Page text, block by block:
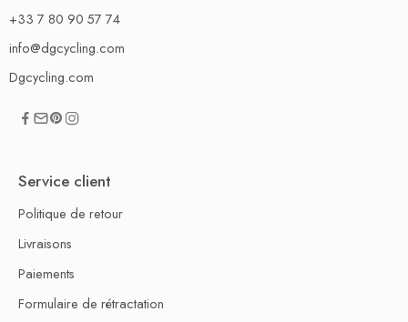
+33 7 80 90 57 74
info@dgcycling.com
Dgcycling.com
Service client
Politique de retour
Livraisons
Paiements
Formulaire de rétractation